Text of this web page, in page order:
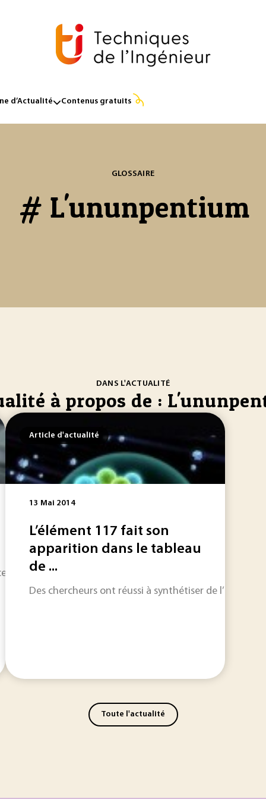
d’Actualité Contenus gratuits
GLOSSAIRE
# L'ununpentium
DANS L'ACTUALITÉ
à propos de :
d’un élément à 115 protons.
Article d'actualité
13 Mai 2014
L’élément 117 fait son
apparition dans le tableau
de ...
Des chercheurs ont réussi à synthétiser de
Toute l'actualité